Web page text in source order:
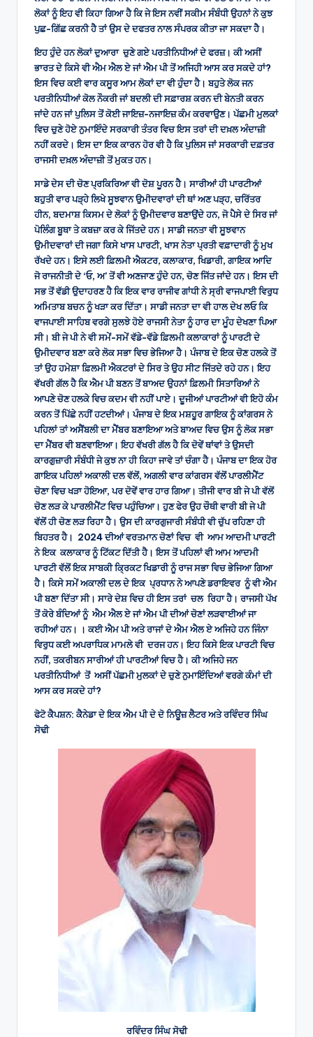
ਲੋਕਾਂ ਨੂੰ ਇਹ ਵੀ ਕਿਹਾ ਗਿਆ ਹੈ ਕਿ ਜੇ ਇਸ ਨਵੀਂ ਸਕੀਮ ਸੰਬੰਧੀ ਉਹਨਾਂ ਨੇ ਕੁਝ
ਪੁਛ-ਗਿੱਛ ਕਰਨੀ ਹੈ ਤਾਂ ਉਸ ਦੇ ਦਫਤਰ ਨਾਲ ਸੰਪਰਕ ਕੀਤਾ ਜਾ ਸਕਦਾ ਹੈ।
ਇਹ ਹੁੰਦੇ ਹਨ ਲੋਕਾਂ ਦੁਆਰਾ ਚੁਣੇ ਗਏ ਪਰਤੀਨਿਧੀਆਂ ਦੇ ਫਰਜ਼। ਕੀ ਅਸੀਂ
ਭਾਰਤ ਦੇ ਕਿਸੇ ਵੀ ਐਮ ਐਲ ਏ ਜਾਂ ਐਮ ਪੀ ਤੋਂ ਅਜਿਹੀ ਆਸ ਕਰ ਸਕਦੇ ਹਾਂ?
ਇਸ ਵਿਚ ਕਈ ਵਾਰ ਕਸੂਰ ਆਮ ਲੋਕਾਂ ਦਾ ਵੀ ਹੁੰਦਾ ਹੈ। ਬਹੁਤੇ ਲੋਕ ਜਨ
ਪਰਤੀਨਿਧੀਆਂ ਕੋਲ ਨੌਕਰੀ ਜਾਂ ਬਦਲੀ ਦੀ ਸਫ਼ਾਰਸ਼ ਕਰਨ ਦੀ ਬੇਨਤੀ ਕਰਨ
ਜਾਂਦੇ ਹਨ ਜਾਂ ਪੁਲਿਸ ਤੋਂ ਕੋਈ ਜਾਇਜ਼-ਨਜਾਇਜ਼ ਕੰਮ ਕਰਵਾਉਣ। ਪੱਛਮੀ ਮੁਲਕਾਂ
ਵਿਚ ਚੁਣੇ ਹੋਏ ਨੁਮਾਇੰਦੇ ਸਰਕਾਰੀ ਤੰਤਰ ਵਿਚ ਇਸ ਤਰਾਂ ਦੀ ਦਖ਼ਲ ਅੰਦਾਜ਼ੀ
ਨਹੀਂ ਕਰਦੇ। ਇਸ ਦਾ ਇਕ ਕਾਰਨ ਹੋਰ ਵੀ ਹੈ ਕਿ ਪੁਲਿਸ ਜਾਂ ਸਰਕਾਰੀ ਦਫ਼ਤਰ
ਰਾਜਸੀ ਦਖ਼ਲ ਅੰਦਾਜ਼ੀ ਤੋਂ ਮੁਕਤ ਹਨ।
ਸਾਡੇ ਦੇਸ ਦੀ ਚੋਣ ਪ੍ਰਕਿਰਿਆ ਵੀ ਦੋਸ਼ ਪੂਰਨ ਹੈ। ਸਾਰੀਆਂ ਹੀ ਪਾਰਟੀਆਂ
ਬਹੁਤੀ ਵਾਰ ਪੜ੍ਹੇ ਲਿਖੇ ਸੂਝਵਾਨ ਉਮੀਦਵਾਰਾਂ ਦੀ ਥਾਂ ਅਣ ਪੜ੍ਹ, ਚਰਿੱਤਰ
ਹੀਨ, ਬਦਮਾਸ਼ ਕਿਸਮ ਦੇ ਲੋਕਾਂ ਨੂੰ ਉਮੀਦਵਾਰ ਬਣਾਉਂਦੇ ਹਨ, ਜੋ ਪੈਸੇ ਦੇ ਸਿਰ ਜਾਂ
ਪੋਲਿੰਗ ਬੂਥਾ ਤੇ ਕਬਜ਼ਾ ਕਰ ਕੇ ਜਿੱਤਦੇ ਹਨ। ਸਾਡੀ ਜਨਤਾ ਵੀ ਸੂਝਵਾਨ
ਉਮੀਦਵਾਰਾਂ ਦੀ ਜਗਾ ਕਿਸੇ ਖਾਸ ਪਾਰਟੀ, ਖਾਸ ਨੇਤਾ ਪ੍ਰਤੀ ਵਫ਼ਾਦਾਰੀ ਨੂੰ ਮੁਖ
ਰੱਖਦੇ ਹਨ। ਇਸੇ ਲਈ ਫ਼ਿਲਮੀ ਐਕਟਰ, ਕਲਾਕਾਰ, ਖਿਡਾਰੀ, ਗਾਇਕ ਆਦਿ
ਜੋ ਰਾਜਨੀਤੀ ਦੇ ‘ਓ, ਅ’ ਤੋਂ ਵੀ ਅਣਜਾਣ ਹੁੰਦੇ ਹਨ, ਚੋਣ ਜਿੱਤ ਜਾਂਦੇ ਹਨ। ਇਸ ਦੀ
ਸਭ ਤੋਂ ਵੱਡੀ ਉਦਾਹਰਣ ਹੈ ਕਿ ਇਕ ਵਾਰ ਰਾਜੀਵ ਗਾਂਧੀ ਨੇ ਸ੍ਰੀ ਵਾਜਪਾਈ ਵਿਰੁਧ
ਅਮਿਤਾਬ ਬਚਨ ਨੂੰ ਖੜਾ ਕਰ ਦਿੱਤਾ। ਸਾਡੀ ਜਨਤਾ ਦਾ ਵੀ ਹਾਲ ਦੇਖ ਲਓ ਕਿ
ਵਾਜਪਾਈ ਸਾਹਿਬ ਵਰਗੇ ਸੁਲਝੇ ਹੋਏ ਰਾਜਸੀ ਨੇਤਾ ਨੂੰ ਹਾਰ ਦਾ ਮੂੰਹ ਦੇਖਣਾ ਪਿਆ
ਸੀ। ਬੀ ਜੇ ਪੀ ਨੇ ਵੀ ਸਮੇਂ-ਸਮੇਂ ਵੱਡੇ-ਵੱਡੇ ਫ਼ਿਲਮੀ ਕਲਾਕਾਰਾਂ ਨੂੰ ਪਾਰਟੀ ਦੇ
ਉਮੀਦਵਾਰ ਬਣਾ ਕਰੇ ਲੋਕ ਸਭਾ ਵਿਚ ਭੇਜਿਆ ਹੈ। ਪੰਜਾਬ ਦੇ ਇਕ ਚੋਣ ਹਲਕੇ ਤੋਂ
ਤਾਂ ਉਹ ਹਮੇਸ਼ਾ ਫ਼ਿਲਮੀ ਐਕਟਰਾਂ ਦੇ ਸਿਰ ਤੇ ਉਹ ਸੀਟ ਜਿੱਤਦੇ ਰਹੇ ਹਨ। ਇਹ
ਵੱਖਰੀ ਗੱਲ ਹੈ ਕਿ ਐਮ ਪੀ ਬਣਨ ਤੋਂ ਬਾਅਦ ਉਹਨਾਂ ਫ਼ਿਲਮੀ ਸਿਤਾਰਿਆਂ ਨੇ
ਆਪਣੇ ਚੋਣ ਹਲਕੇ ਵਿਚ ਕਦਮ ਵੀ ਨਹੀਂ ਪਾਏ। ਦੂਜੀਆਂ ਪਾਰਟੀਆਂ ਵੀ ਇਹੋ ਕੰਮ
ਕਰਨ ਤੋਂ ਪਿੱਛੇ ਨਹੀਂ ਹਟਦੀਆਂ। ਪੰਜਾਬ ਦੇ ਇਕ ਮਸ਼ਹੂਰ ਗਾਇਕ ਨੂੰ ਕਾਂਗਰਸ ਨੇ
ਪਹਿਲਾਂ ਤਾਂ ਅਸੈਂਬਲੀ ਦਾ ਮੈਂਬਰ ਬਣਾਇਆ ਅਤੇ ਬਾਅਦ ਵਿਚ ਉਸ ਨੂੰ ਲੋਕ ਸਭਾ
ਦਾ ਮੈਂਬਰ ਵੀ ਬਣਵਾਇਆ। ਇਹ ਵੱਖਰੀ ਗੱਲ ਹੈ ਕਿ ਦੋਵੇਂ ਥਾਂਵਾਂ ਤੇ ਉਸਦੀ
ਕਾਰਗੁਜ਼ਾਰੀ ਸੰਬੰਧੀ ਜੇ ਕੁਝ ਨਾ ਹੀ ਕਿਹਾ ਜਾਵੇ ਤਾਂ ਚੰਗਾ ਹੈ। ਪੰਜਾਬ ਦਾ ਇਕ ਹੋਰ
ਗਾਇਕ ਪਹਿਲਾਂ ਅਕਾਲੀ ਦਲ ਵੱਲੋਂ, ਅਗਲੀ ਵਾਰ ਕਾਂਗਰਸ ਵੱਲੋਂ ਪਾਰਲੀਮੈਂਟ
ਚੋਣਾ ਵਿਚ ਖੜਾ ਹੋਇਆ, ਪਰ ਦੋਵੇਂ ਵਾਰ ਹਾਰ ਗਿਆ। ਤੀਜੀ ਵਾਰ ਬੀ ਜੇ ਪੀ ਵੱਲੋਂ
ਚੋਣ ਲੜ ਕੇ ਪਾਰਲੀਮੈਂਟ ਵਿਚ ਪਹੁੰਚਿਆ। ਹੁਣ ਫੇਰ ਉਹ ਚੌਥੀ ਵਾਰੀ ਬੀ ਜੇ ਪੀ
ਵੱਲੋਂ ਹੀ ਚੋਣ ਲੜ ਰਿਹਾ ਹੈ। ਉਸ ਦੀ ਕਾਰਗੁਜਾਰੀ ਸੰਬੰਧੀ ਵੀ ਚੁੱਪ ਰਹਿਣਾ ਹੀ
ਬਿਹਤਰ ਹੈ। 2024 ਦੀਆਂ ਵਰਤਮਾਨ ਚੋਣਾਂ ਵਿਚ ਵੀ ਆਮ ਆਦਮੀ ਪਾਰਟੀ
ਨੇ ਇਕ ਕਲਾਕਾਰ ਨੂੰ ਟਿੱਕਟ ਦਿੱਤੀ ਹੈ। ਇਸ ਤੋਂ ਪਹਿਲਾਂ ਵੀ ਆਮ ਆਦਮੀ
ਪਾਰਟੀ ਵੱਲੋਂ ਇਕ ਸਾਬਕੀ ਕ੍ਰਿਕਟ ਖਿਡਾਰੀ ਨੂੰ ਰਾਜ ਸਭਾ ਵਿਚ ਭੇਜਿਆ ਗਿਆ
ਹੈ। ਕਿਸੇ ਸਮੇਂ ਅਕਾਲੀ ਦਲ ਦੇ ਇਕ ਪ੍ਰਧਾਨ ਨੇ ਆਪਣੇ ਡਰਾਇਵਰ ਨੂੰ ਵੀ ਐਮ
ਪੀ ਬਣਾ ਦਿੱਤਾ ਸੀ। ਸਾਰੇ ਦੇਸ਼ ਵਿਚ ਹੀ ਇਸ ਤਰਾਂ ਚਲ ਰਿਹਾ ਹੈ। ਰਾਜਸੀ ਪੱਖ
ਤੋਂ ਕੋਰੇ ਬੰਦਿਆਂ ਨੂੰ ਐਮ ਐਲ ਏ ਜਾਂ ਐਮ ਪੀ ਦੀਆਂ ਚੋਣਾਂ ਲੜਵਾਈਆਂ ਜਾ
ਰਹੀਆਂ ਹਨ। । ਕਈ ਐਮ ਪੀ ਅਤੇ ਰਾਜਾਂ ਦੇ ਐਮ ਐਲ ਏ ਅਜਿਹੇ ਹਨ ਜਿੰਨਾ
ਵਿਰੁਧ ਕਈ ਅਪਰਾਧਿਕ ਮਾਮਲੇ ਵੀ ਦਰਜ ਹਨ। ਇਹ ਕਿਸੇ ਇਕ ਪਾਰਟੀ ਵਿਚ
ਨਹੀਂ, ਤਕਰੀਬਨ ਸਾਰੀਆਂ ਹੀ ਪਾਰਟੀਆਂ ਵਿਚ ਹੈ। ਕੀ ਅਜਿਹੇ ਜਨ
ਪਰਤੀਨਿਧੀਆਂ ਤੋਂ ਅਸੀਂ ਪੱਛਮੀ ਮੁਲਕਾਂ ਦੇ ਚੁਣੇ ਨੁਮਾਇੰਦਿਆਂ ਵਰਗੇ ਕੰਮਾਂ ਦੀ
ਆਸ ਕਰ ਸਕਦੇ ਹਾਂ?
ਫੋਟੋ ਕੈਪਸ਼ਨ: ਕੈਨੇਡਾ ਦੇ ਇਕ ਐਮ ਪੀ ਦੇ ਦੋ ਨਿਊਜ਼ ਲੈਟਰ ਅਤੇ ਰਵਿੰਦਰ ਸਿੰਘ
ਸੋਢੀ
ਰਵਿੰਦਰ ਸਿੰਘ ਸੋਢੀ